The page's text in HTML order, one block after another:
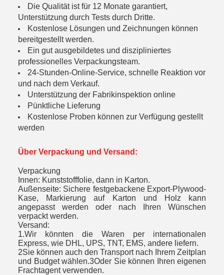
Die Qualität ist für 12 Monate garantiert,
Unterstützung durch Tests durch Dritte.
Kostenlose Lösungen und Zeichnungen können
bereitgestellt werden.
Ein gut ausgebildetes und diszipliniertes
professionelles Verpackungsteam.
24-Stunden-Online-Service, schnelle Reaktion vor
und nach dem Verkauf.
Unterstützung der Fabrikinspektion online
Pünktliche Lieferung
Kostenlose Proben können zur Verfügung gestellt
werden
Über Verpackung und Versand:
Verpackung
Innen: Kunststofffolie, dann in Karton.
Außenseite: Sichere festgebackene Export-Plywood-
Kase, Markierung auf Karton und Holz kann
angepasst werden oder nach Ihren Wünschen
verpackt werden.
Versand:
1.Wir könnten die Waren per internationalen
Express, wie DHL, UPS, TNT, EMS, andere liefern.
2Sie können auch den Transport nach Ihrem Zeitplan
und Budget wählen.3Oder Sie können Ihren eigenen
Frachtagent verwenden.